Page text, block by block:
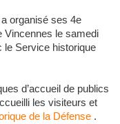
organisé ses 4e
Vincennes le samedi
le Service historique
d’accueil de publics
les visiteurs et
de la Défense .